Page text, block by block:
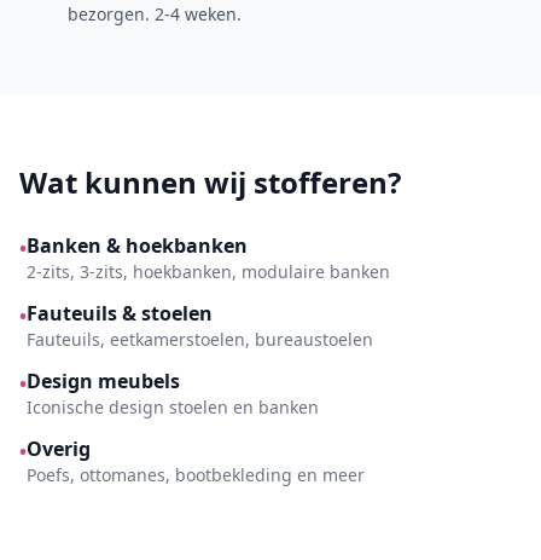
bezorgen. 2-4 weken.
Wat kunnen wij stofferen?
•Banken & hoekbanken
2-zits, 3-zits, hoekbanken, modulaire banken
•Fauteuils & stoelen
Fauteuils, eetkamerstoelen, bureaustoelen
•Design meubels
Iconische design stoelen en banken
•Overig
Poefs, ottomanes, bootbekleding en meer